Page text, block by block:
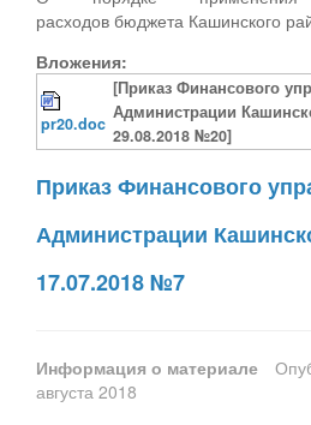
расходов бюджета Кашинского
Вложения:
pr20.doc
[Приказ Финансового
Администрации
29.08.2018 №20]
Приказ Финансового
Администрации
17.07.2018 №7
Информация о материале
августа 2018